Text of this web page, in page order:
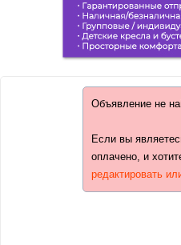
Объявление не
Если вы
оплачено, и
редактировать